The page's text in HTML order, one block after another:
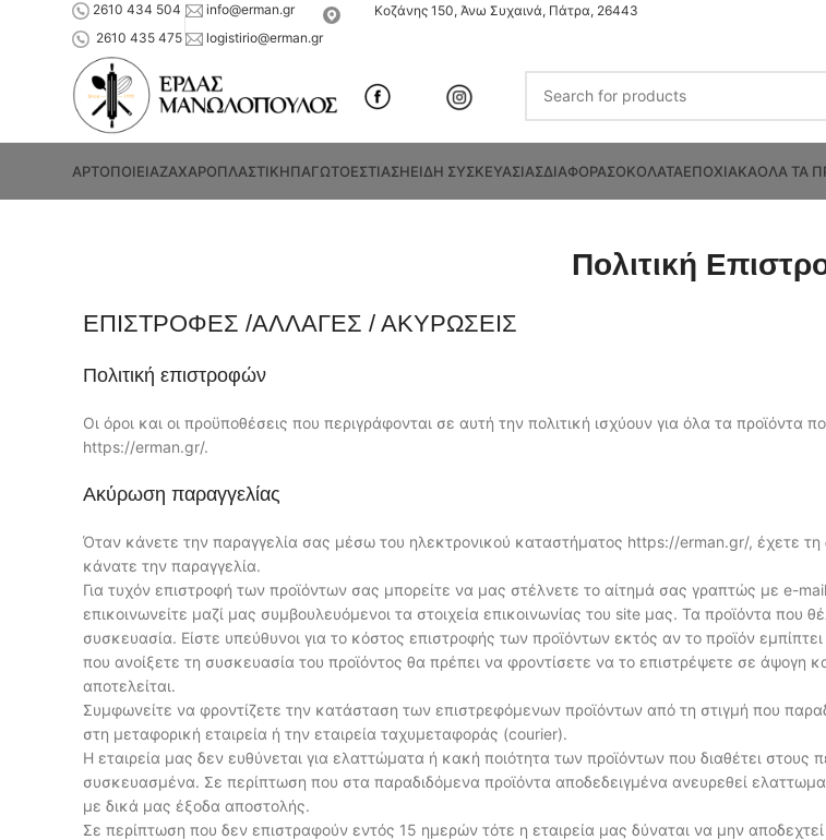
2610 434 504
2610 435 475
info@erman.gr
logistirio@erman.gr
Κοζάνης 150, Άνω Συχαινά, Πάτρα, 26443
ΑΡΤΟΠΟΙΕΙΑΖΑΧΑΡΟΠΛΑΣΤΙΚΗΠΑΓΩΤΟΕΣΤΙΑΣΗΕΙΔΗ ΣΥΣΚΕΥΑΣΙΑΣΔΙΑΦΟΡΑΣΟΚΟΛΑΤΑΕΠΟΧΙΑΚΑΟΛΑ ΤΑ
Πολιτική
ΕΠΙΣΤΡΟΦΕΣ /ΑΛΛΑΓΕΣ / ΑΚΥΡΩΣΕΙΣ
Πολιτική επιστροφών
Οι όροι και οι προϋποθέσεις που περιγράφονται σε αυτή την πολιτική ισχύουν για όλα τα
https://erman.gr/.
Ακύρωση παραγγελίας
Όταν κάνετε την παραγγελία σας μέσω του ηλεκτρονικού καταστήματος https://erman.gr/, έχετε
κάνατε την παραγγελία.
Για τυχόν επιστροφή των προϊόντων σας μπορείτε να μας στέλνετε το αίτημά σας γραπτώς με e-
επικοινωνείτε μαζί μας συμβουλευόμενοι τα στοιχεία επικοινωνίας του site μας. Τα προϊόντα που
συσκευασία. Είστε υπεύθυνοι για το κόστος επιστροφής των προϊόντων εκτός αν το προϊόν
που ανοίξετε τη συσκευασία του προϊόντος θα πρέπει να φροντίσετε να το επιστρέψετε σε
αποτελείται.
Συμφωνείτε να φροντίζετε την κατάσταση των επιστρεφόμενων προϊόντων από τη στιγμή που
στη μεταφορική εταιρεία ή την εταιρεία ταχυμεταφοράς (courier).
Η εταιρεία μας δεν ευθύνεται για ελαττώματα ή κακή ποιότητα των προϊόντων που διαθέτει
συσκευασμένα. Σε περίπτωση που στα παραδιδόμενα προϊόντα αποδεδειγμένα ανευρεθεί
με δικά μας έξοδα αποστολής.
Σε περίπτωση που δεν επιστραφούν εντός 15 ημερών τότε η εταιρεία μας δύναται να μην